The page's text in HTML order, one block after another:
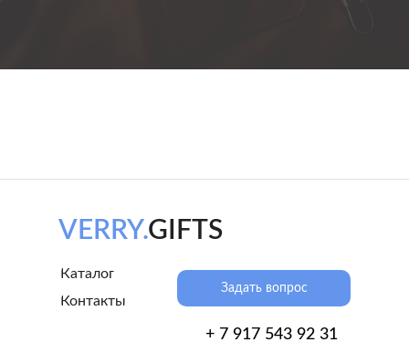
Контакты
Каталог
VERRY.GIFTS
Задать вопрос
+ 7 917 543 92 31